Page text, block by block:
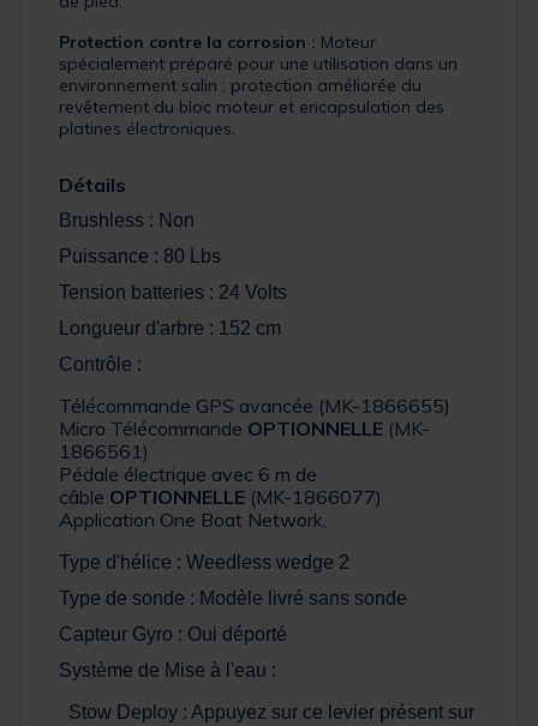
Protection contre la corrosion : Moteur
spécialement préparé pour une utilisation dans un
environnement salin : protection améliorée du
revêtement du bloc moteur et encapsulation des
platines électroniques.
Détails
Brushless : Non
Puissance : 80 Lbs
Tension batteries : 24 Volts
Longueur d'arbre : 152 cm
Contrôle :
Télécommande GPS avancée (MK-1866655)
Micro Télécommande OPTIONNELLE (MK-
1866561)
Pédale électrique avec 6 m de
câble OPTIONNELLE (MK-1866077)
Application One Boat Network,
Type d'hélice : Weedless wedge 2
Type de sonde : Modèle livré sans sonde
Capteur Gyro : Oui déporté
Système de Mise à l'eau :
Stow Deploy : Appuyez sur ce levier présent sur